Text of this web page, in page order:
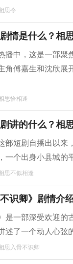
思令
情是什么？相
播中，这是一部
角傅嘉生和沈欣展
思恰相逢
讲的什么？相
部短剧自播出以
一个出身小县城的
思不似相逢
识卿》剧情介
是一部深受欢迎
述了一个动人心弦
思入骨不识卿